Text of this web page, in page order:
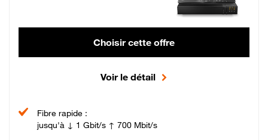
Choisir cette offre
Voir le détail
Fibre rapide :
jusqu'à ↓ 1 Gbit/s ↑ 700 Mbit/s